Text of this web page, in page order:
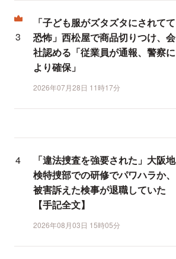
「子ども服がズタズタにされてて
恐怖」西松屋で商品切りつけ、会
社認める「従業員が通報、警察に
より確保」
2026年07月28日 11時17分
「違法捜査を強要された」大阪地
検特捜部での研修でパワハラか、
被害訴えた検事が退職していた
【手記全文】
2026年08月03日 15時05分